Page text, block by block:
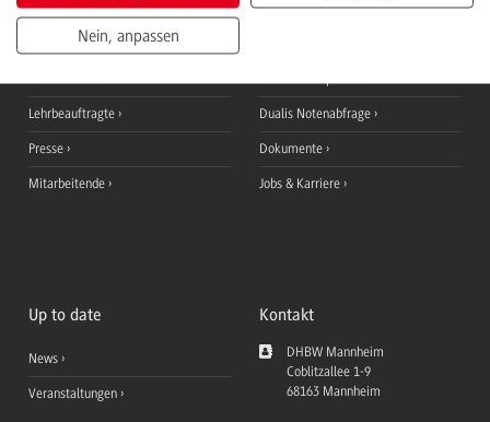
Studieninteressierte
Studierende
Lehrbeauftragte
Presse
Mitarbeitende
Ansprechpersonen
Dualis Notenabfrage
Dokumente
Jobs & Karriere
Up to date
News
Veranstaltungen
Kontakt
DHBW Mannheim
Coblitzallee 1-9
68163 Mannheim
Nein, anpassen